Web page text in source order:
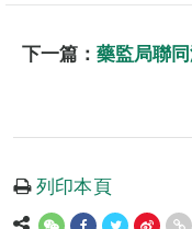
下一篇： 藥監局聯
列印本頁